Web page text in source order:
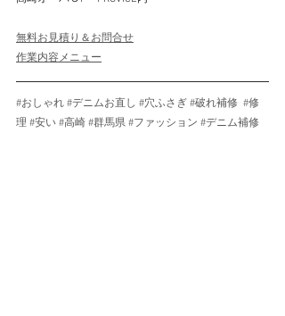
無料お見積り＆お問合せ
作業内容メニュー
#おしゃれ #デニムお直し #穴ふさぎ #破れ補修 #修
理 #安い #高崎 #群馬県 #ファッション #デニム補修